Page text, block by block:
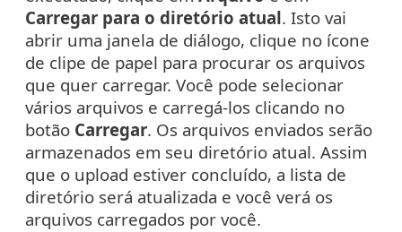
Carregar para o diretório atual. Isto vai
abrir uma janela de diálogo, clique no ícone
de clipe de papel para procurar os arquivos
que quer carregar. Você pode selecionar
vários arquivos e carregá-los clicando no
botão Carregar. Os arquivos enviados serão
armazenados em seu diretório atual. Assim
que o upload estiver concluído, a lista de
diretório será atualizada e você verá os
arquivos carregados por você.